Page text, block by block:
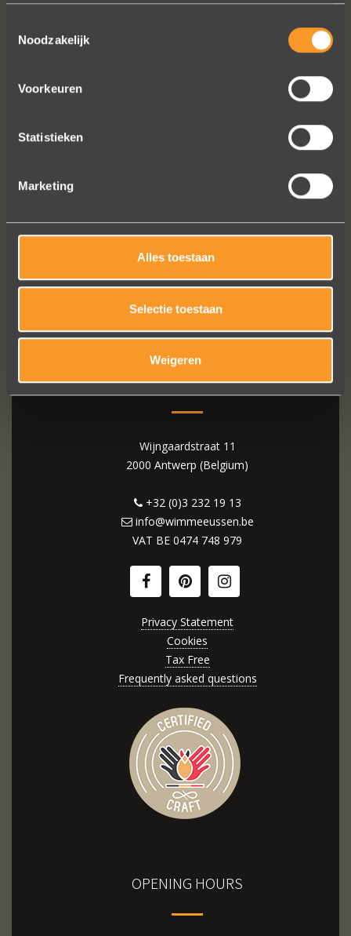
Noodzakelijk
Voorkeuren
Statistieken
Marketing
Alles toestaan
Selectie toestaan
Weigeren
we zijn naar veel winkels geweest en
ontwerpen zijn uniek, goed gemaakt
WIM MEEUSSEN
Wijngaardstraat 11
2000 Antwerp (Belgium)
+32 (0)3 232 19 13
info@wimmeeussen.be
VAT BE 0474 748 979
Privacy Statement
Cookies
Tax Free
Frequently asked questions
OPENING HOURS